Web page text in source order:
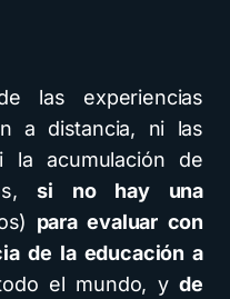
las experiencias
a distancia, ni las
la acumulación de
si no hay una
para evaluar con
de la educación a
el mundo, yde